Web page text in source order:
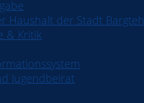
Haushalt der Stadt
& Kritik
Jugendbeirat